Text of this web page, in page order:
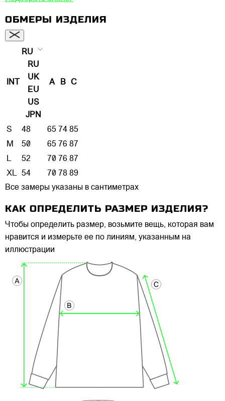
ОБМЕРЫ ИЗДЕЛИЯ
INT
RU
RU
UK
EU
US
JPN
A B C
S 48 65 74 85
M
50 65 76 87
L
52 70 76 87
XL 54 70 78 89
Все замеры указаны в сантиметрах
КАК ОПРЕДЕЛИТЬ РАЗМЕР ИЗДЕЛИЯ?
Чтобы определить размер, возьмите вещь, которая вам
нравится и измерьте ее по линиям, указанным на
иллюстрации